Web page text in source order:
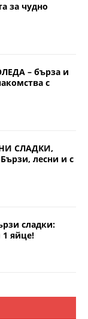
за чудно
– бърза и
с
СЛАДКИ,
лесни и с
сладки:
1 яйце!